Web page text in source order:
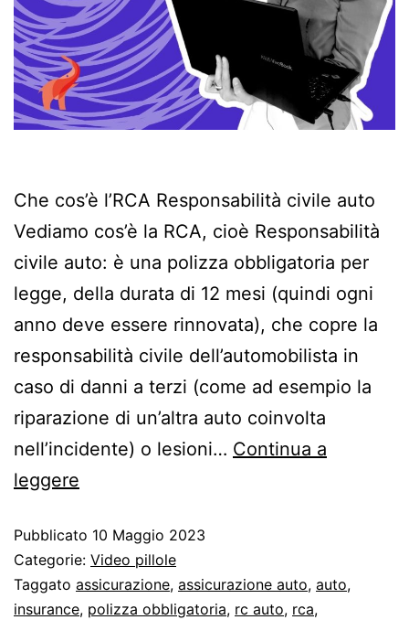
Che cos’è l’RCA Responsabilità civile auto
Vediamo cos’è la RCA, cioè Responsabilità
civile auto: è una polizza obbligatoria per
legge, della durata di 12 mesi (quindi ogni
anno deve essere rinnovata), che copre la
responsabilità civile dell’automobilista in
caso di danni a terzi (come ad esempio la
riparazione di un’altra auto coinvolta
nell’incidente) o lesioni… Continua a
leggere
Pubblicato 10 Maggio 2023
Categorie: Video pillole
Taggato assicurazione, assicurazione auto, auto,
insurance, polizza obbligatoria, rc auto, rca,